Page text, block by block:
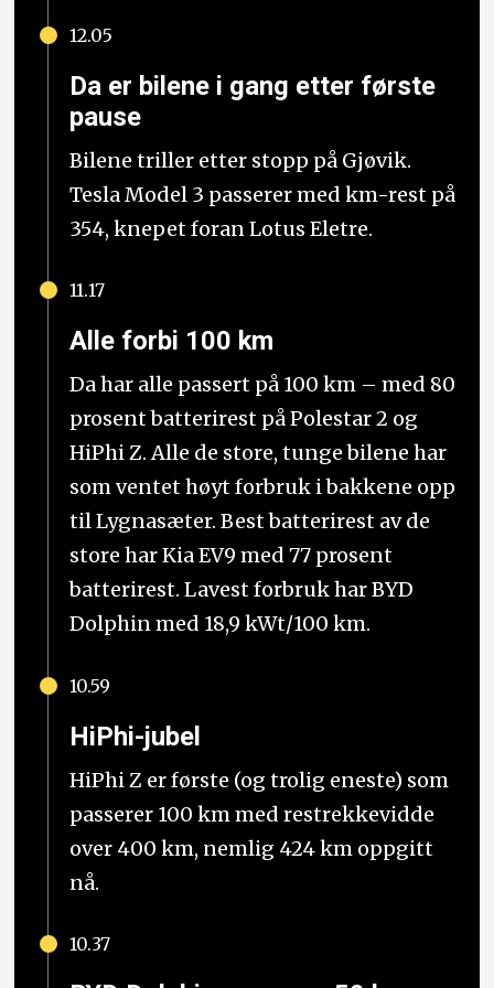
12.05
Da er bilene i gang etter første
pause
Bilene triller etter stopp på Gjøvik.
Tesla Model 3 passerer med km-rest på
354, knepet foran Lotus Eletre.
11.17
Alle forbi 100 km
Da har alle passert på 100 km – med 80
prosent batterirest på Polestar 2 og
HiPhi Z. Alle de store, tunge bilene har
som ventet høyt forbruk i bakkene opp
til Lygnasæter. Best batterirest av de
store har Kia EV9 med 77 prosent
batterirest. Lavest forbruk har BYD
Dolphin med 18,9 kWt/100 km.
10.59
HiPhi-jubel
HiPhi Z er første (og trolig eneste) som
passerer 100 km med restrekkevidde
over 400 km, nemlig 424 km oppgitt
nå.
10.37